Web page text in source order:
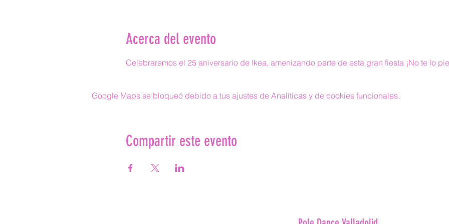
Acerca del evento
Celebraremos el 25 aniversario de Ikea, amenizando parte de esta gran fiesta ¡No te lo
Google Maps se bloqueó debido a tus ajustes de Analíticas y de cookies funcionales.
Compartir este evento